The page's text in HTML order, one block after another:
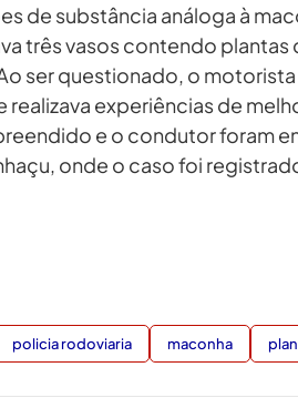
de substância análoga à
três vasos contendo
ser questionado, o
realizava experiências de
e o condutor foram
onde o caso foi
policia rodoviaria maconha